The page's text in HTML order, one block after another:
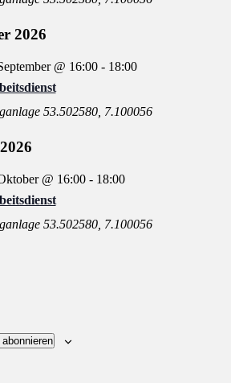
2026
@ 16:00- 18:00
53.502580, 7.100056
@ 16:00- 18:00
53.502580, 7.100056